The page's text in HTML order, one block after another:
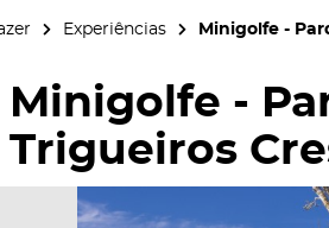
Experiências Minigolfe -
Minigolfe -
Trigueiros